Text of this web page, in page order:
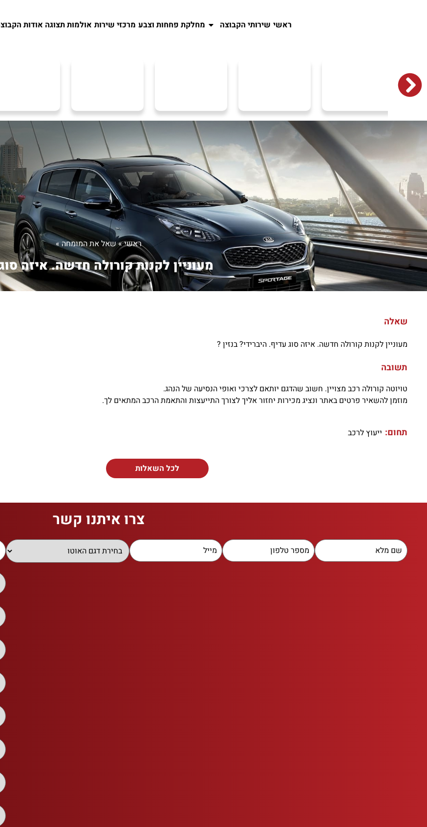
ראשי שירותי הקבוצה מחלקת פחחות וצבע מרכזי שירות אולמות תצוגה אודות
ראשי»שאל את המומחה»
מעוניין לקנות קורולה חדשה. איזה
שאלה
מעוניין לקנות קורולה חדשה. איזה סוג עדיף. היברידי? בנזין ?
תשובה
טויוטה קורולה רכב מצויין. חשוב שהדגם יותאם לצרכי ואופי הנסיעה של הנהג.
מוזמן להשאיר פרטים באתר ונציג מכירות יחזור אליך לצורך התייעצות והתאמת הרכב המתאים לך.
תחום: ייעוץ לרכב
לכל השאלות
צרו איתנו קשר